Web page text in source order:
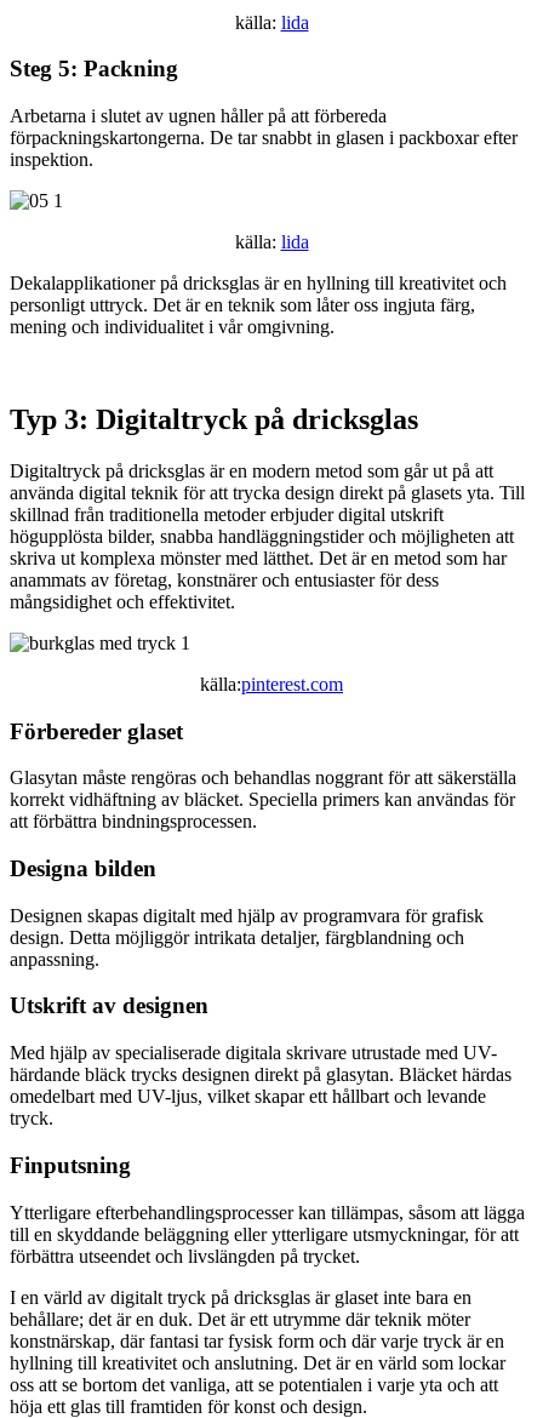
källa: lida
Steg 5: Packning
Arbetarna i slutet av ugnen håller på att förbereda
förpackningskartongerna. De tar snabbt in glasen i packboxar efter
inspektion.
källa: lida
Dekalapplikationer på dricksglas är en hyllning till kreativitet och
personligt uttryck. Det är en teknik som låter oss ingjuta färg,
mening och individualitet i vår omgivning.
Typ 3: Digitaltryck på dricksglas
Digitaltryck på dricksglas är en modern metod som går ut på att
använda digital teknik för att trycka design direkt på glasets yta. Till
skillnad från traditionella metoder erbjuder digital utskrift
högupplösta bilder, snabba handläggningstider och möjligheten att
skriva ut komplexa mönster med lätthet. Det är en metod som har
anammats av företag, konstnärer och entusiaster för dess
mångsidighet och effektivitet.
källa:pinterest.com
Förbereder glaset
Glasytan måste rengöras och behandlas noggrant för att säkerställa
korrekt vidhäftning av bläcket. Speciella primers kan användas för
att förbättra bindningsprocessen.
Designa bilden
Designen skapas digitalt med hjälp av programvara för grafisk
design. Detta möjliggör intrikata detaljer, färgblandning och
anpassning.
Utskrift av designen
Med hjälp av specialiserade digitala skrivare utrustade med UV-
härdande bläck trycks designen direkt på glasytan. Bläcket härdas
omedelbart med UV-ljus, vilket skapar ett hållbart och levande
tryck.
Finputsning
Ytterligare efterbehandlingsprocesser kan tillämpas, såsom att lägga
till en skyddande beläggning eller ytterligare utsmyckningar, för att
förbättra utseendet och livslängden på trycket.
I en värld av digitalt tryck på dricksglas är glaset inte bara en
behållare; det är en duk. Det är ett utrymme där teknik möter
konstnärskap, där fantasi tar fysisk form och där varje tryck är en
hyllning till kreativitet och anslutning. Det är en värld som lockar
oss att se bortom det vanliga, att se potentialen i varje yta och att
höja ett glas till framtiden för konst och design.